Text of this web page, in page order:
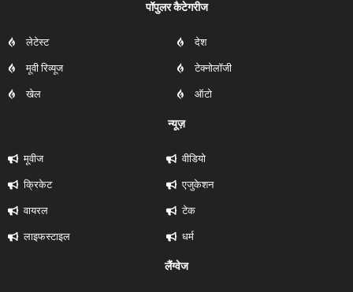
पॉपुलर कैटेगरीज
लेटेस्ट
मूवी रिव्यूज
खेल
देश
टेक्नोलॉजी
ऑटो
न्यूज़
मूवीज
क्रिकेट
वायरल
लाइफस्टाइल
वीडियो
एजुकेशन
टेक
धर्म
लैंग्वेज